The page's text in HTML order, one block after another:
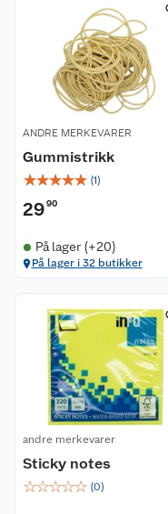
ANDRE MERKEVARER
Gummistrikk
☆☆☆☆☆ (1)
2990
På lager (+20)
På lager i 32 butikker
andre merkevarer
Sticky notes
☆☆☆☆☆ (0)
Om oss
Nyheter
Våre butikker
Våre merkevarer
Coop kjeder
Kundeservice
Kontakt oss
Angre- og returrett
Reklamasjon og garanti
Ofte stilte spørsmål
Betalingsalternativer